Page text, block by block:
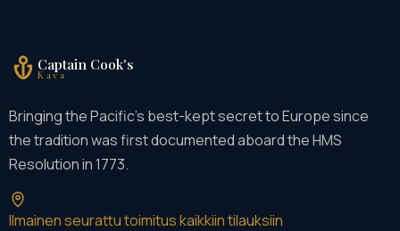
Captain Cook's
Kava
Bringing the Pacific's best-kept secret to Europe since
the tradition was first documented aboard the HMS
Resolution in 1773.
Ilmainen seurattu toimitus kaikkiin tilauksiin